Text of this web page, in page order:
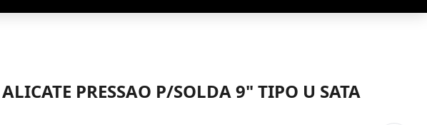
ALICATE PRESSAO P/SOLDA 9" TIPO U SATA